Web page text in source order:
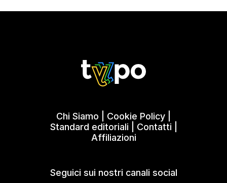
Chi Siamo Cookie Policy
Standard editoriali
Contatti
Affiliazioni
Seguici sui nostri canali social